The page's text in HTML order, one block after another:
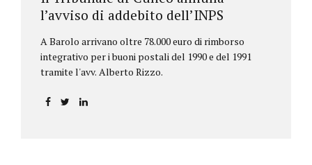
l’avviso di addebito dell’INPS
A Barolo arrivano oltre 78.000 euro di rimborso
integrativo per i buoni postali del 1990 e del 1991
tramite l'avv. Alberto Rizzo.